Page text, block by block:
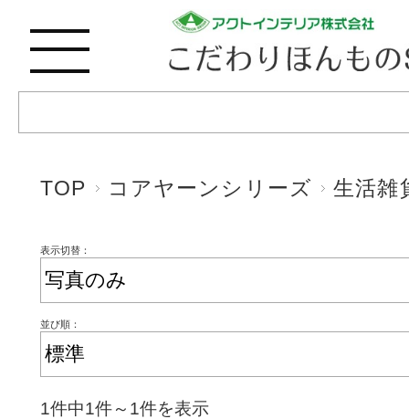
TOP コアヤーンシリーズ 生活雑
表示切替：
並び順：
1件中1件～1件を表示